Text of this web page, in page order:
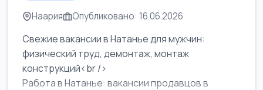
Наария Опубликовано: 16.06.2026
Свежие вакансии в Натанье для мужчин:
физический труд, демонтаж, монтаж
конструкций<br />
Работа в Натанье: вакансии продавцов в